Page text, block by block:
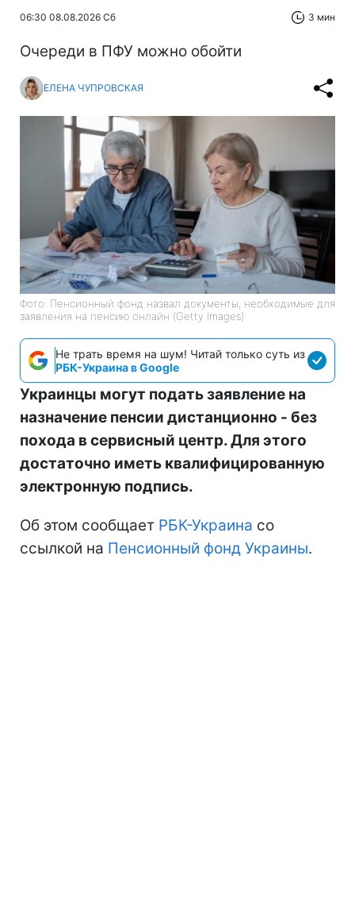
06:30 08.08.2026 Сб 3 мин
Очереди в ПФУ можно обойти
ЕЛЕНА ЧУПРОВСКАЯ
Фото: Пенсионный фонд назвал документы, необходимые для
заявления на пенсию онлайн (Getty Images)
Не трать время на шум! Читай только суть из
РБК-Украина в Google
Украинцы могут подать заявление на
назначение пенсии дистанционно - без
похода в сервисный центр. Для этого
достаточно иметь квалифицированную
электронную подпись.
Об этом сообщает РБК-Украина со
ссылкой на Пенсионный фонд Украины.